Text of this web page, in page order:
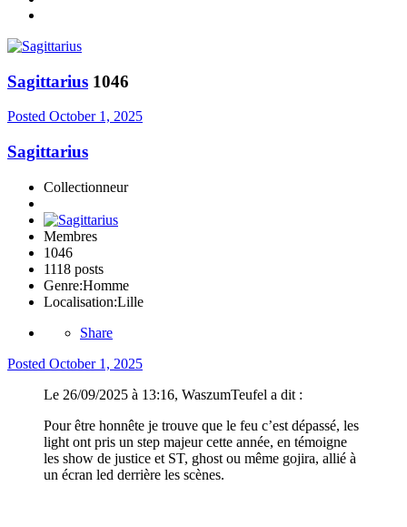
Sagittarius 1046
Posted October 1, 2025
Sagittarius
Collectionneur
Membres
1046
1118 posts
Genre:Homme
Localisation:Lille
Share
Posted October 1, 2025
Le 26/09/2025 à 13:16, WaszumTeufel a dit :
Pour être honnête je trouve que le feu c’est dépassé, les
light ont pris un step majeur cette année, en témoigne
les show de justice et ST, ghost ou même gojira, allié à
un écran led derrière les scènes.